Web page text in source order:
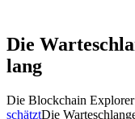
Die
lang
Die Blockchain
schätztDie